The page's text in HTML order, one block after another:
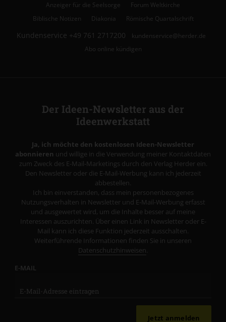
Anzeiger für die Seelsorge
Forum Weltkirche
Biblische Notizen
Diakonia Römische Quartalschrift
Kundenservice +49 761 2717200
kundenservice@herder.de
Abo online kündigen
Der Ideen-Newsletter aus der
Ideenwerkstatt
Ja, ich möchte den kostenlosen Ideen-Newsletter
abonnieren und willige in die Verwendung meiner Kontaktdaten
zum Zweck des E-Mail-Marketings durch den Verlag Herder ein.
Den Newsletter oder die E-Mail-Werbung kann ich jederzeit
abbestellen.
Ich bin einverstanden, dass mein personenbezogenes
Nutzungsverhalten in Newsletter und E-Mail-Werbung erfasst
und ausgewertet wird, um die Inhalte besser auf meine
Interessen auszurichten. Über einen Link in Newsletter oder E-
Mail kann ich diese Funktion jederzeit ausschalten.
Weiterführende Informationen finden Sie in unseren
Datenschutzhinweisen.
E-MAIL
Jetzt anmelden